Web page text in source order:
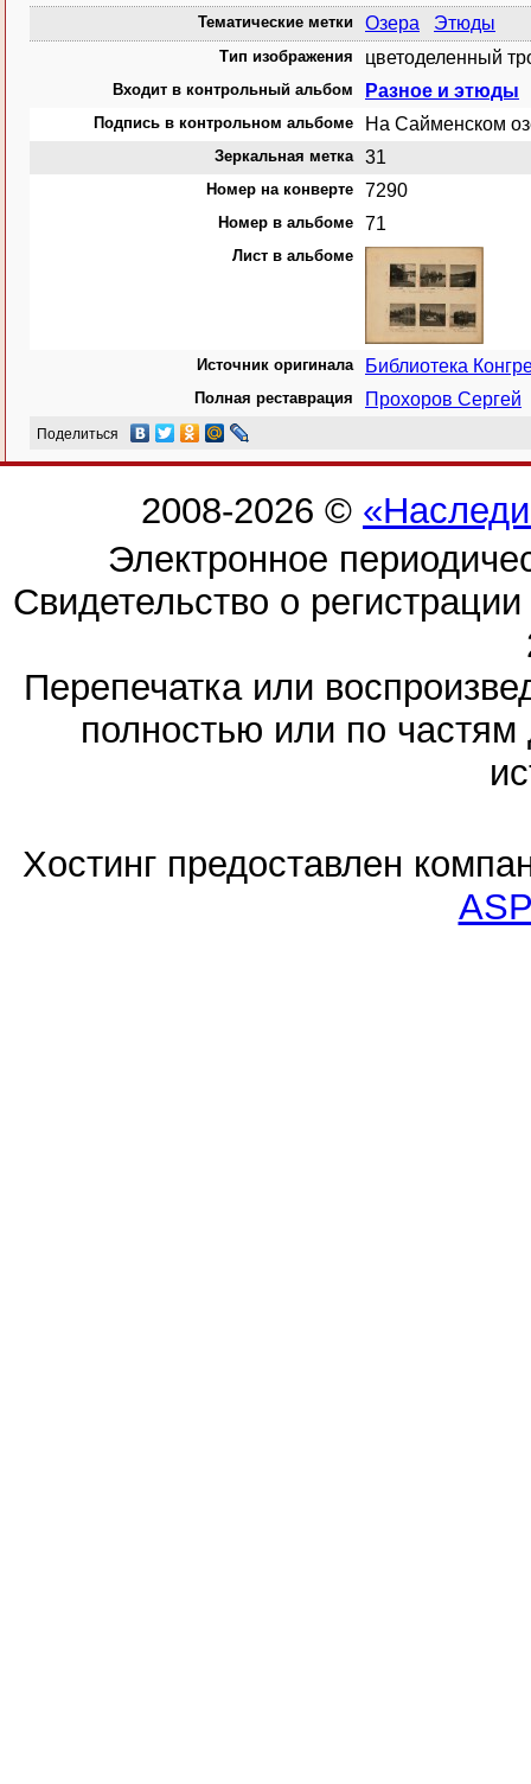
Тематические метки Озера Этюды
Тип изображения цветоделенный
Входит в контрольный альбом Разное и этюды
Подпись в контрольном альбоме На Сайменском
Зеркальная метка 31
Номер на конверте 7290
Номер в альбоме 71
Лист в альбоме
Источник оригинала Библиотека
Полная реставрация Прохоров Сергей
Поделиться
2008-2026 ©
Электронное
Свидетельство о
Перепечатка или
полностью или по частям
Хостинг предоставлен